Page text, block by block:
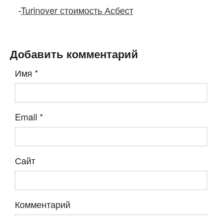
-Turinover стоимость Асбест
Добавить комментарий
Имя *
Email *
Сайт
Комментарий